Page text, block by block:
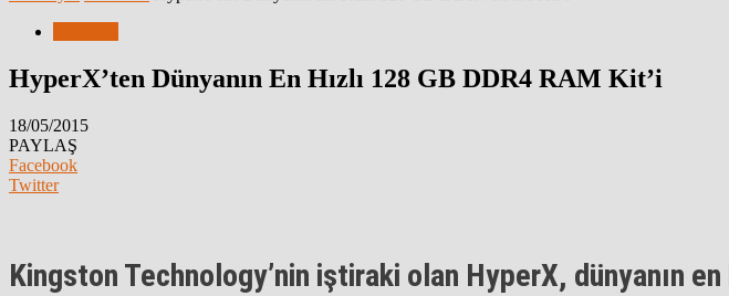
HyperX’ten Dünyanın En Hızlı 128 GB DDR4 RAM Kit’i
18/05/2015
PAYLAŞ
Facebook
Twitter
Kingston Technology’nin iştiraki olan HyperX, dünyanın